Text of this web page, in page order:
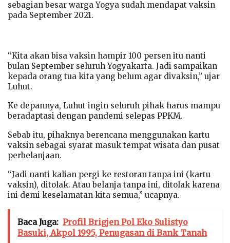
sebagian besar warga Yogya sudah mendapat vaksin
pada September 2021.
“Kita akan bisa vaksin hampir 100 persen itu nanti
bulan September seluruh Yogyakarta. Jadi sampaikan
kepada orang tua kita yang belum agar divaksin,” ujar
Luhut.
Ke depannya, Luhut ingin seluruh pihak harus mampu
beradaptasi dengan pandemi selepas PPKM.
Sebab itu, pihaknya berencana menggunakan kartu
vaksin sebagai syarat masuk tempat wisata dan pusat
perbelanjaan.
“Jadi nanti kalian pergi ke restoran tanpa ini (kartu
vaksin), ditolak. Atau belanja tanpa ini, ditolak karena
ini demi keselamatan kita semua,” ucapnya.
Baca Juga: Profil Brigjen Pol Eko Sulistyo
Basuki, Akpol 1995, Penugasan di Bank Tanah